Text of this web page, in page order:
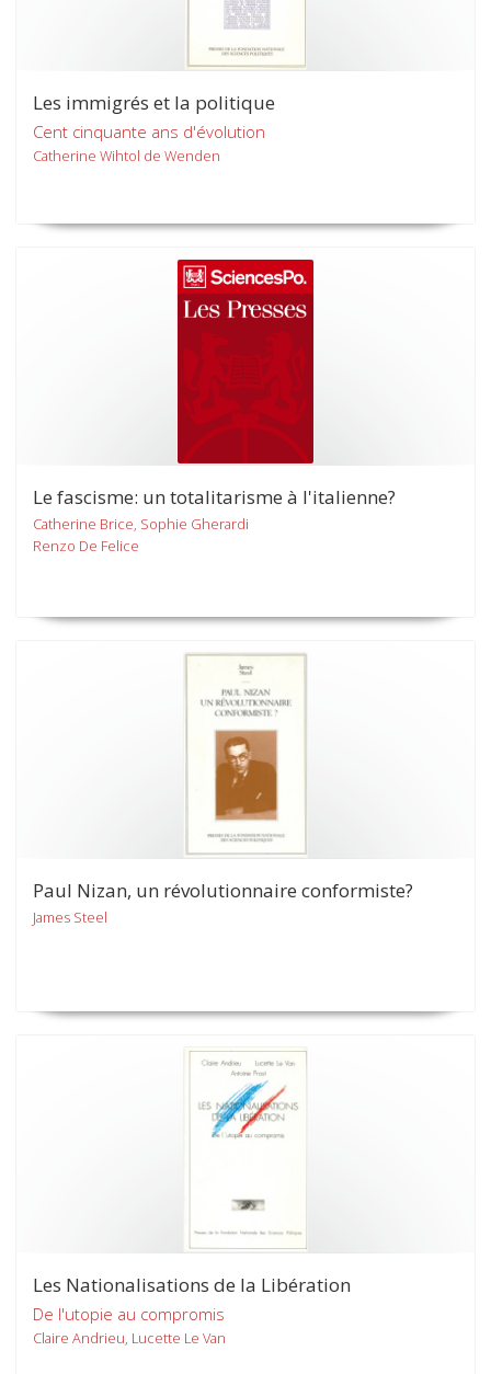
Les immigrés et la politique
Cent cinquante ans d'évolution
Catherine Wihtol de Wenden
Le fascisme: un totalitarisme à l'italienne?
Catherine Brice, Sophie Gherardi
Renzo De Felice
Paul Nizan, un révolutionnaire conformiste?
James Steel
Les Nationalisations de la Libération
De l'utopie au compromis
Claire Andrieu, Lucette Le Van